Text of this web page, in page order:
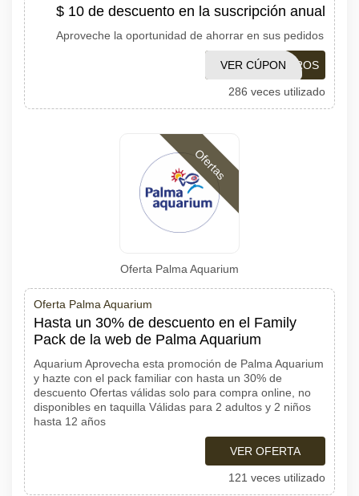
$ 10 de descuento en la suscripción anual
Aproveche la oportunidad de ahorrar en sus pedidos
MOCHILEIROS
VER CÚPON
286 veces utilizado
Ofertas
Oferta Palma Aquarium
Oferta Palma Aquarium
Hasta un 30% de descuento en el Family
Pack de la web de Palma Aquarium
Aquarium Aprovecha esta promoción de Palma Aquarium
y hazte con el pack familiar con hasta un 30% de
descuento Ofertas válidas solo para compra online, no
disponibles en taquilla Válidas para 2 adultos y 2 niños
hasta 12 años
VER OFERTA
121 veces utilizado